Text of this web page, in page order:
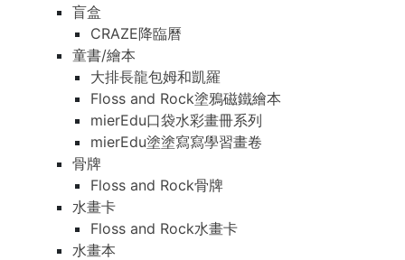
盲盒
CRAZE降臨曆
童書/繪本
大排長龍包姆和凱羅
Floss and Rock塗鴉磁鐵繪本
mierEdu口袋水彩畫冊系列
mierEdu塗塗寫寫學習畫卷
骨牌
Floss and Rock骨牌
水畫卡
Floss and Rock水畫卡
水畫本